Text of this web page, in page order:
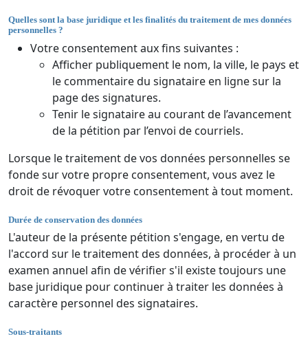
Quelles sont la base juridique et les finalités du traitement de mes données
personnelles ?
Votre consentement aux fins suivantes :
Afficher publiquement le nom, la ville, le pays et
le commentaire du signataire en ligne sur la
page des signatures.
Tenir le signataire au courant de l’avancement
de la pétition par l’envoi de courriels.
Lorsque le traitement de vos données personnelles se
fonde sur votre propre consentement, vous avez le
droit de révoquer votre consentement à tout moment.
Durée de conservation des données
L'auteur de la présente pétition s'engage, en vertu de
l'accord sur le traitement des données, à procéder à un
examen annuel afin de vérifier s'il existe toujours une
base juridique pour continuer à traiter les données à
caractère personnel des signataires.
Sous-traitants